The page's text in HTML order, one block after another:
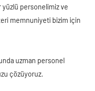
yüzlü personelimiz ve
memnuniyeti bizim için
uzman personel
çözüyoruz.